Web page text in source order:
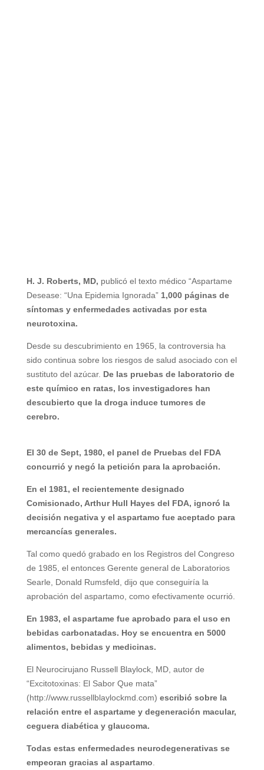
H. J. Roberts, MD, publicó el texto médico “Aspartame
Desease: “Una Epidemia Ignorada” 1,000 páginas de
síntomas y enfermedades activadas por esta
neurotoxina.
Desde su descubrimiento en 1965, la controversia ha
sido continua sobre los riesgos de salud asociado con el
sustituto del azúcar. De las pruebas de laboratorio de
este químico en ratas, los investigadores han
descubierto que la droga induce tumores de
cerebro.
El 30 de Sept, 1980, el panel de Pruebas del FDA
concurrió y negó la petición para la aprobación.
En el 1981, el recientemente designado
Comisionado, Arthur Hull Hayes del FDA, ignoró la
decisión negativa y el aspartamo fue aceptado para
mercancías generales.
Tal como quedó grabado en los Registros del Congreso
de 1985, el entonces Gerente general de Laboratorios
Searle, Donald Rumsfeld, dijo que conseguiría la
aprobación del aspartamo, como efectivamente ocurrió.
En 1983, el aspartame fue aprobado para el uso en
bebidas carbonatadas. Hoy se encuentra en 5000
alimentos, bebidas y medicinas.
El Neurocirujano Russell Blaylock, MD, autor de
“Excitotoxinas: El Sabor Que mata”
(http://www.russellblaylockmd.com) escribió sobre la
relación entre el aspartame y degeneración macular,
ceguera diabética y glaucoma.
Todas estas enfermedades neurodegenerativas se
empeoran gracias al aspartamo